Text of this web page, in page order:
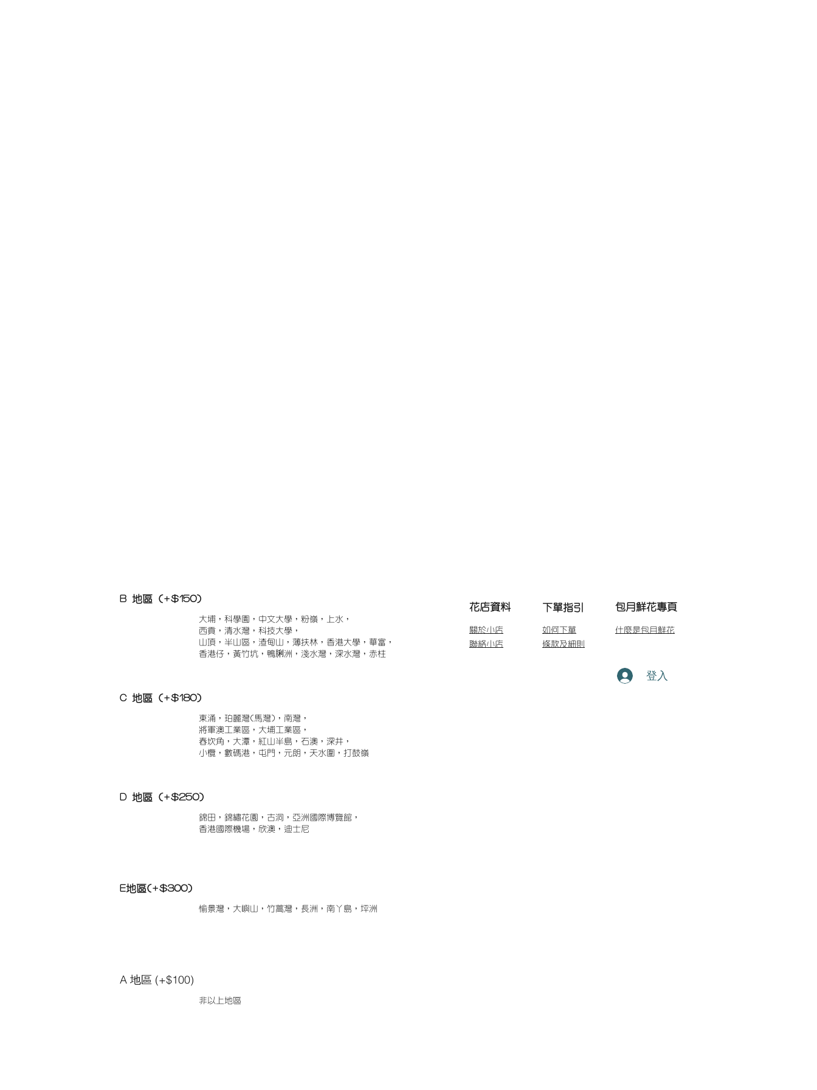
B 地區 (+$150)
大埔，科學園，中文大學，粉嶺，上水，
西貢，清水灣，科技大學，
山頂，半山區，渣甸山，薄扶林，香港大學，華富，
香港仔，黃竹坑，鴨脷洲，淺水灣，深水灣，赤柱
C 地區 (+$180)
東涌，珀麗灣(馬灣)，南灣，
將軍澳工業區，大埔工業區，
舂坎角，大潭，紅山半島，石澳，深井，
小欖，數碼港，屯門，元朗，天水圍，打鼓嶺
D 地區 (+$250)
錦田，錦繡花園，古洞，亞洲國際博覽館，
香港國際機場，欣澳，迪士尼
E地區(+$300)
愉景灣，大嶼山，竹蒿灣，長洲，南丫島，坪洲
A 地區 (+$100)
非以上地區
​花店資料 下單指引 包月鮮花專頁
關於小店
聯絡小店
如何下單
條款及細則
什麼是包月鮮花
登入